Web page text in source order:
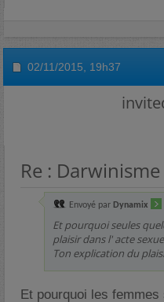
02/11/2015, 19h37
Re :
Envoyé par Dynamix
Et pourquoi seules
plaisir dans l' acte
Ton explication du
Et pourquoi les